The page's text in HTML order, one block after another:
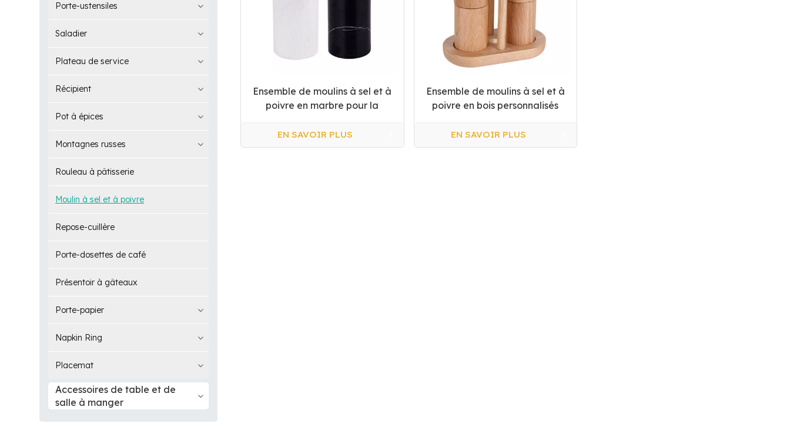
Porte-ustensiles
Saladier
Plateau de service
Récipient
Pot à épices
Montagnes russes
Rouleau à pâtisserie
Moulin à sel et à poivre
Repose-cuillère
Porte-dosettes de café
Présentoir à gâteaux
Porte-papier
Napkin Ring
Placemat
Accessoires de table et de
salle à manger
Ensemble de moulins à sel et à
poivre en marbre pour la
EN SAVOIR PLUS
Ensemble de moulins à sel et à
poivre en bois personnalisés
EN SAVOIR PLUS